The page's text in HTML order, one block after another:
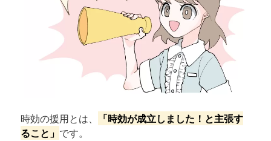
時効の援用とは、
「時効が成立しました！と主張す
ること」 です。